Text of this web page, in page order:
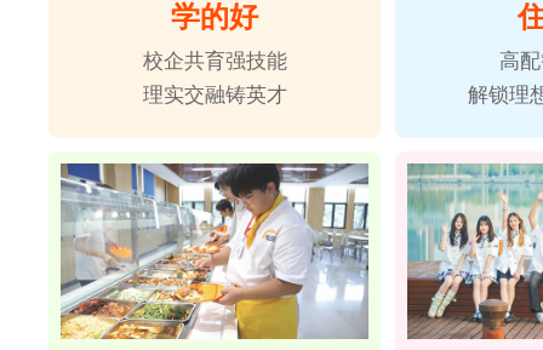
学的好
校企共育强技能
理实交融铸英才
高
解锁理